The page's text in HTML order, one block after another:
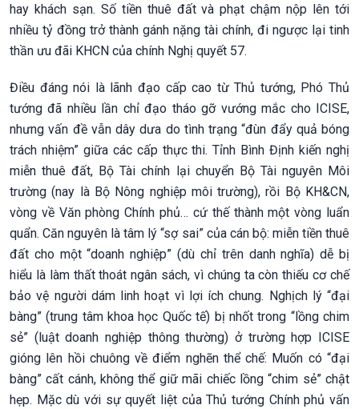
hay khách sạn. Số tiền thuê đất và phạt chậm nộp lên tới
nhiều tỷ đồng trở thành gánh nặng tài chính, đi ngược lại tinh
thần ưu đãi KHCN của chính Nghị quyết 57.
Điều đáng nói là lãnh đạo cấp cao từ Thủ tướng, Phó Thủ
tướng đã nhiều lần chỉ đạo tháo gỡ vướng mắc cho ICISE,
nhưng vấn đề vẫn dây dưa do tình trạng “đùn đẩy quả bóng
trách nhiệm” giữa các cấp thực thi. Tỉnh Bình Định kiến nghị
miễn thuê đất, Bộ Tài chính lại chuyển Bộ Tài nguyên Môi
trường (nay là Bộ Nông nghiệp môi trường), rồi Bộ KH&CN,
vòng về Văn phòng Chính phủ… cứ thế thành một vòng luẩn
quẩn. Căn nguyên là tâm lý “sợ sai” của cán bộ: miễn tiền thuê
đất cho một “doanh nghiệp” (dù chỉ trên danh nghĩa) dễ bị
hiểu là làm thất thoát ngân sách, vì chúng ta còn thiếu cơ chế
bảo vệ người dám linh hoạt vì lợi ích chung. Nghịch lý “đại
bàng” (trung tâm khoa học Quốc tế) bị nhốt trong “lồng chim
sẻ” (luật doanh nghiệp thông thường) ở trường hợp ICISE
gióng lên hồi chuông về điểm nghẽn thể chế: Muốn có “đại
bàng” cất cánh, không thể giữ mãi chiếc lồng “chim sẻ” chật
hẹp. Mặc dù với sự quyết liệt của Thủ tướng Chính phủ vấn